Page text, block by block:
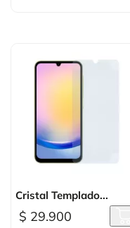
Cristal Templado...
$ 29.900